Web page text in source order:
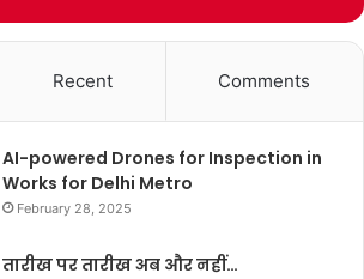
Recent Comments
AI-powered Drones for Inspection in
Works for Delhi Metro
February 28, 2025
तारीख पर तारीख अब और नहीं…